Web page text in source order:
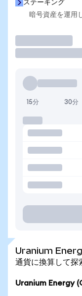
ステーキング
暗号資産を運用
15分 30分
Uranium
通貨に換算して探
Uranium Energy